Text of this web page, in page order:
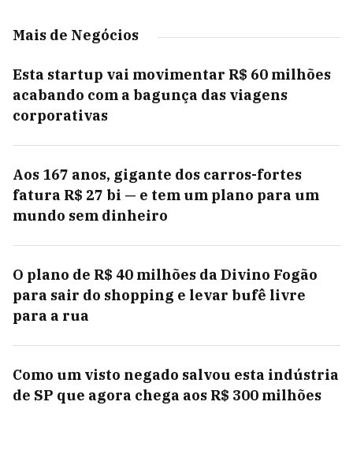
Mais de Negócios
Esta startup vai movimentar R$ 60 milhões
acabando com a bagunça das viagens
corporativas
Aos 167 anos, gigante dos carros-fortes
fatura R$ 27 bi — e tem um plano para um
mundo sem dinheiro
O plano de R$ 40 milhões da Divino Fogão
para sair do shopping e levar bufê livre
para a rua
Como um visto negado salvou esta indústria
de SP que agora chega aos R$ 300 milhões